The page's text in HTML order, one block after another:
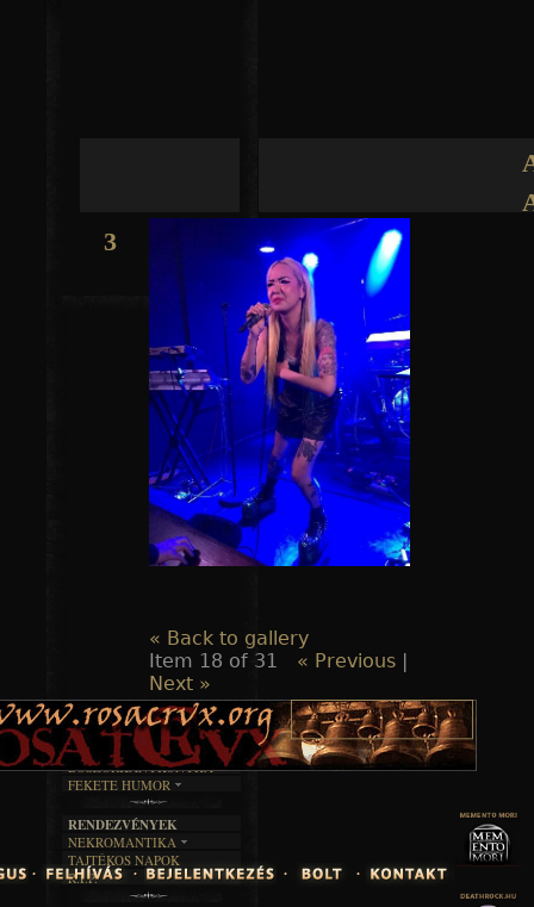
3
« Back to gallery
Item 18 of 31
« Previous
Next »
TAJTÉKOS LAPOK
ZENE
EGYÜTTESEK
INTERJÚK
FORDÍTÁSOK
DALSZÖVEGEK
ÍRÁSOK
IRODALOM
FILM
MŰVÉSZET
ÍRÁSTÖRTÉNET
BOSZORKÁNYKONYHA
FEKETE HUMOR
SZÖVEGES
RENDEZVÉNYEK
NEKROMANTIKA
AKTUÁLIS
A MÚLT
TAJTÉKOS NAPOK
R.I.P.